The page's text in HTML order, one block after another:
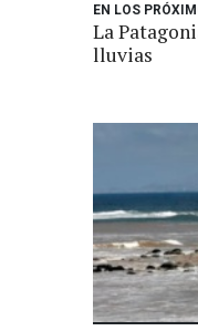
EN LOS
La
lluvias